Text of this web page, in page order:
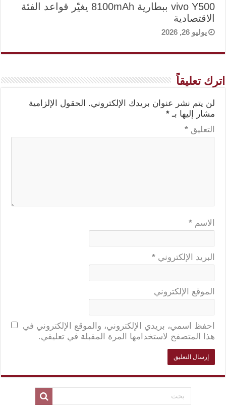
vivo Y500 ببطارية 8100mAh يغيّر قواعد الفئة
الاقتصادية
يوليو 26, 2026
اترك تعليقاً
لن يتم نشر عنوان بريدك الإلكتروني.
الحقول الإلزامية
مشار إليها بـ *
التعليق *
الاسم *
البريد الإلكتروني *
الموقع الإلكتروني
احفظ اسمي، بريدي الإلكتروني، والموقع الإلكتروني في
هذا المتصفح لاستخدامها المرة المقبلة في تعليقي.